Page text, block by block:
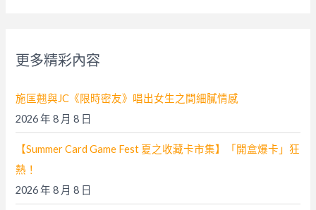
:
更多精彩內容
施匡翹與JC《限時密友》唱出女生之間細膩情感
2026 年 8 月 8 日
【Summer Card Game Fest 夏之收藏卡市集】「開盒爆卡」狂
熱！
2026 年 8 月 8 日